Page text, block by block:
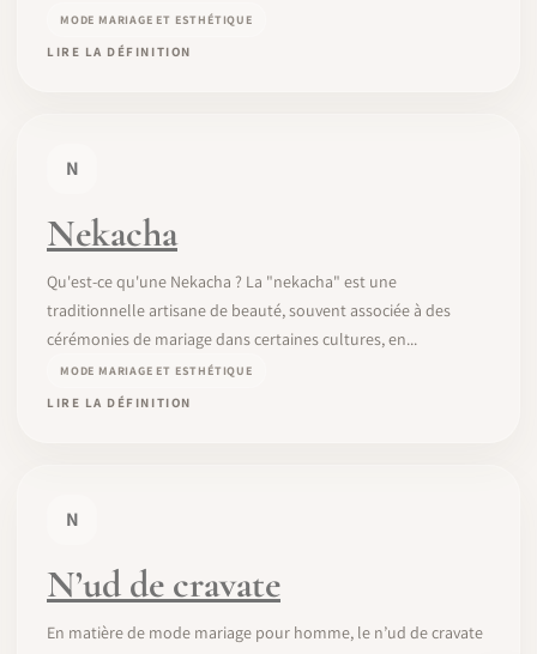
MODE MARIAGE ET ESTHÉTIQUE
LIRE LA DÉFINITION
N
Nekacha
Qu'est-ce qu'une Nekacha ? La "nekacha" est une
traditionnelle artisane de beauté, souvent associée à des
cérémonies de mariage dans certaines cultures, en...
MODE MARIAGE ET ESTHÉTIQUE
LIRE LA DÉFINITION
N
N’ud de cravate
En matière de mode mariage pour homme, le n’ud de cravate